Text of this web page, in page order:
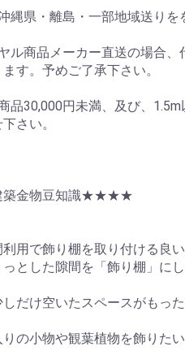
縄県・離島・一部地域送りを
ル商品メーカー直送の場合
す。予めご了承下さい。
品30,000円未満、及び、
さい。
金物豆知識★★★★
用で飾り棚を取り付ける良
とした隙間を「飾り棚」に
だけ空いたスペースがもった
の小物や観葉植物を飾りたい